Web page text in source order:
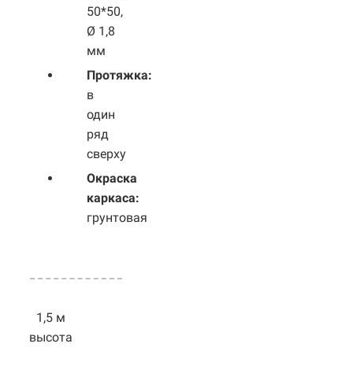
50*50,
Ø 1,8
мм
Протяжка:
в
один
ряд
сверху
Окраска
каркаса:
грунтовая
1,5 м
высота